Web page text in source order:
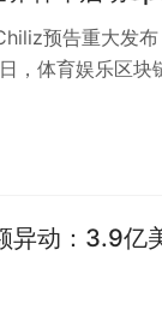
预告重大发
，体育娱乐区
异动：3.9亿